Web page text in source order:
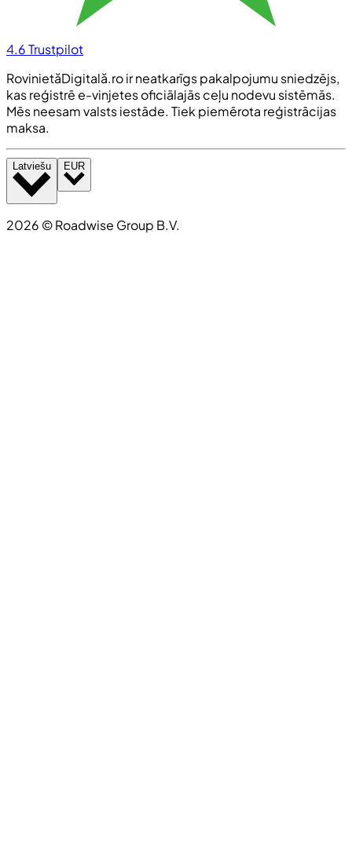
4.6Trustpilot
RovinietăDigitală.ro ir neatkarīgs pakalpojumu sniedzējs,
kas reģistrē e-vinjetes oficiālajās ceļu nodevu sistēmās.
Mēs neesam valsts iestāde. Tiek piemērota reģistrācijas
maksa.
Latviešu EUR
2026 ©Roadwise Group B.V.